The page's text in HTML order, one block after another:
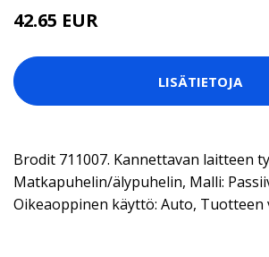
42.65 EUR
LISÄTIETOJA
Brodit 711007. Kannettavan laitteen
Matkapuhelin/älypuhelin, Malli:
Oikeaoppinen käyttö: Auto, Tuotteen